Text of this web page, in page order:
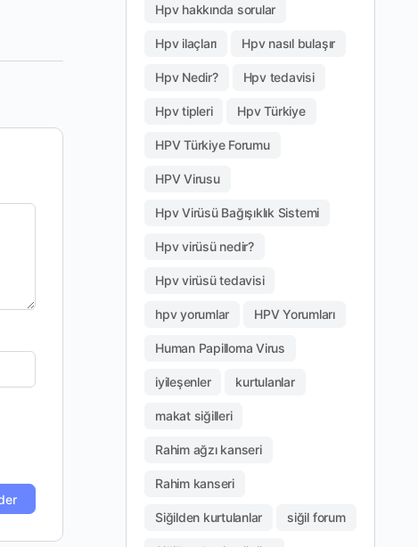
Hpv hakkında sorular
Hpv ilaçları Hpv nasıl bulaşır
Hpv Nedir? Hpv tedavisi
Hpv tipleri Hpv Türkiye
HPV Türkiye Forumu
HPV Virusu
Hpv Virüsü Bağışıklık Sistemi
Hpv virüsü nedir?
Hpv virüsü tedavisi
hpv yorumlar HPV Yorumları
Human Papilloma Virus
iyileşenler kurtulanlar
makat siğilleri
Rahim ağzı kanseri
Rahim kanseri
Siğilden kurtulanlar siğil forum